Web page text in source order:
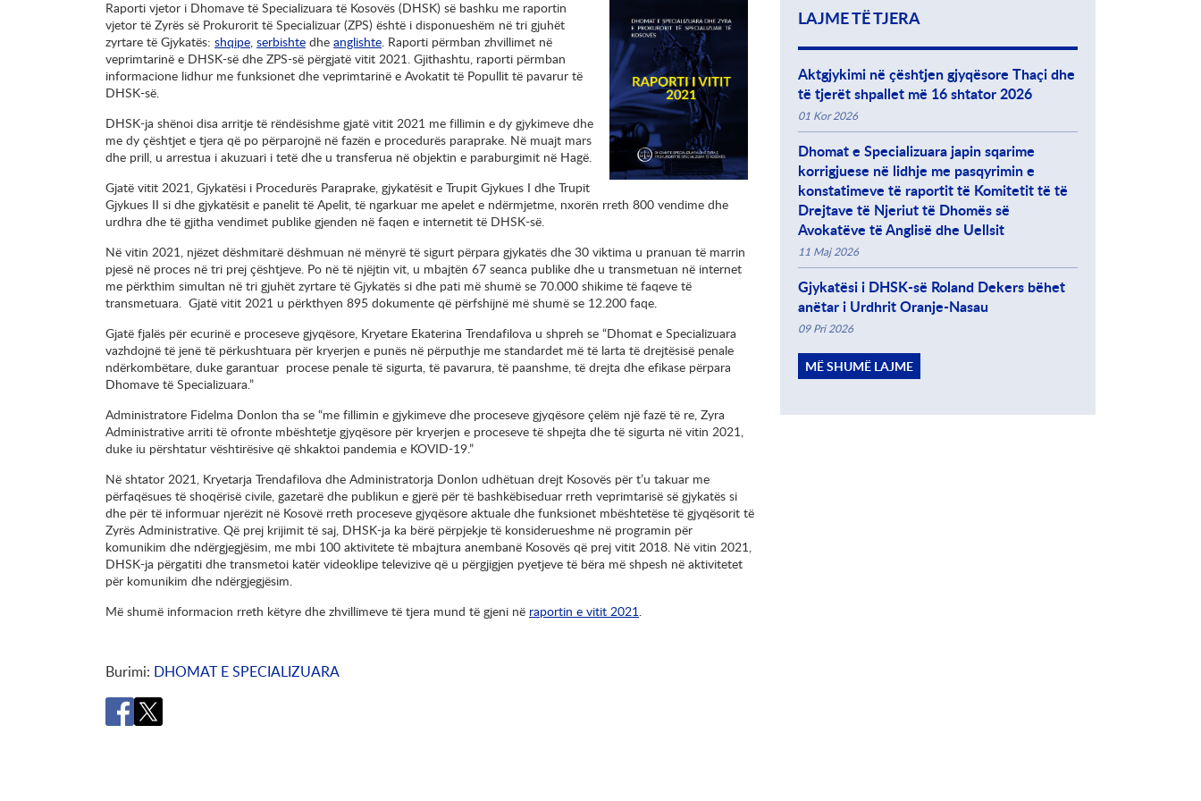
Raporti vjetor i Dhomave të Specializuara të Kosovës (DHSK) së bashku me raportin
vjetor të Zyrës së Prokurorit të Specializuar (ZPS) është i disponueshëm në tri gjuhët
zyrtare të Gjykatës: shqipe, serbishte dhe anglishte. Raporti përmban zhvillimet në
veprimtarinë e DHSK-së dhe ZPS-së përgjatë vitit 2021. Gjithashtu, raporti përmban
informacione lidhur me funksionet dhe veprimtarinë e Avokatit të Popullit të pavarur të
DHSK-së.
DHSK-ja shënoi disa arritje të rëndësishme gjatë vitit 2021 me fillimin e dy gjykimeve dhe
me dy çështjet e tjera që po përparojnë në fazën e procedurës paraprake. Në muajt mars
dhe prill, u arrestua i akuzuari i tetë dhe u transferua në objektin e paraburgimit në Hagë.
Gjatë vitit 2021, Gjykatësi i Procedurës Paraprake, gjykatësit e Trupit Gjykues I dhe Trupit
Gjykues II si dhe gjykatësit e panelit të Apelit, të ngarkuar me apelet e ndërmjetme, nxorën rreth 800 vendime dhe
urdhra dhe të gjitha vendimet publike gjenden në faqen e internetit të DHSK-së.
Në vitin 2021, njëzet dëshmitarë dëshmuan në mënyrë të sigurt përpara gjykatës dhe 30 viktima u pranuan të marrin
pjesë në proces në tri prej çështjeve. Po në të njëjtin vit, u mbajtën 67 seanca publike dhe u transmetuan në internet
me përkthim simultan në tri gjuhët zyrtare të Gjykatës si dhe pati më shumë se 70.000 shikime të faqeve të
transmetuara. Gjatë vitit 2021 u përkthyen 895 dokumente që përfshijnë më shumë se 12.200 faqe.
Gjatë fjalës për ecurinë e proceseve gjyqësore, Kryetare Ekaterina Trendafilova u shpreh se “Dhomat e Specializuara
vazhdojnë të jenë të përkushtuara për kryerjen e punës në përputhje me standardet më të larta të drejtësisë penale
ndërkombëtare, duke garantuar procese penale të sigurta, të pavarura, të paanshme, të drejta dhe efikase përpara
Dhomave të Specializuara.”
Administratore Fidelma Donlon tha se “me fillimin e gjykimeve dhe proceseve gjyqësore çelëm një fazë të re, Zyra
Administrative arriti të ofronte mbështetje gjyqësore për kryerjen e proceseve të shpejta dhe të sigurta në vitin 2021,
duke iu përshtatur vështirësive që shkaktoi pandemia e KOVID-19.”
Në shtator 2021, Kryetarja Trendafilova dhe Administratorja Donlon udhëtuan drejt Kosovës për t’u takuar me
përfaqësues të shoqërisë civile, gazetarë dhe publikun e gjerë për të bashkëbiseduar rreth veprimtarisë së gjykatës si
dhe për të informuar njerëzit në Kosovë rreth proceseve gjyqësore aktuale dhe funksionet mbështetëse të gjyqësorit të
Zyrës Administrative. Që prej krijimit të saj, DHSK-ja ka bërë përpjekje të konsiderueshme në programin për
komunikim dhe ndërgjegjësim, me mbi 100 aktivitete të mbajtura anembanë Kosovës që prej vitit 2018. Në vitin 2021,
DHSK-ja përgatiti dhe transmetoi katër videoklipe televizive që u përgjigjen pyetjeve të bëra më shpesh në aktivitetet
për komunikim dhe ndërgjegjësim.
Më shumë informacion rreth këtyre dhe zhvillimeve të tjera mund të gjeni në raportin e vitit 2021.
Burimi DHOMAT E SPECIALIZUARA
LAJME TË TJERA
Aktgjykimi në çështjen gjyqësore Thaçi dhe
të tjerët shpallet më 16 shtator 2026
01 Kor 2026
Dhomat e Specializuara japin sqarime
korrigjuese në lidhje me pasqyrimin e
konstatimeve të raportit të Komitetit të të
Drejtave të Njeriut të Dhomës së
Avokatëve të Anglisë dhe Uellsit
11 Maj 2026
Gjykatësi i DHSK-së Roland Dekers bëhet
anëtar i Urdhrit Oranje-Nasau
09 Pri 2026
MË SHUMË LAJME